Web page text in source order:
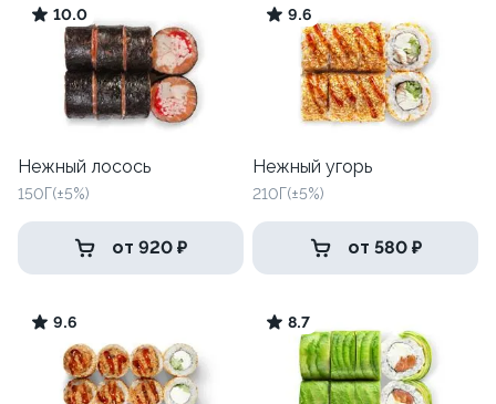
10.0
Нежный лосось
150Г(±5%)
от 920 ₽
9.6
Нежный угорь
210Г(±5%)
от 580 ₽
9.6 8.7